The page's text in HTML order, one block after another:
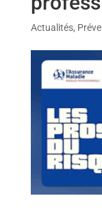
Actualités,